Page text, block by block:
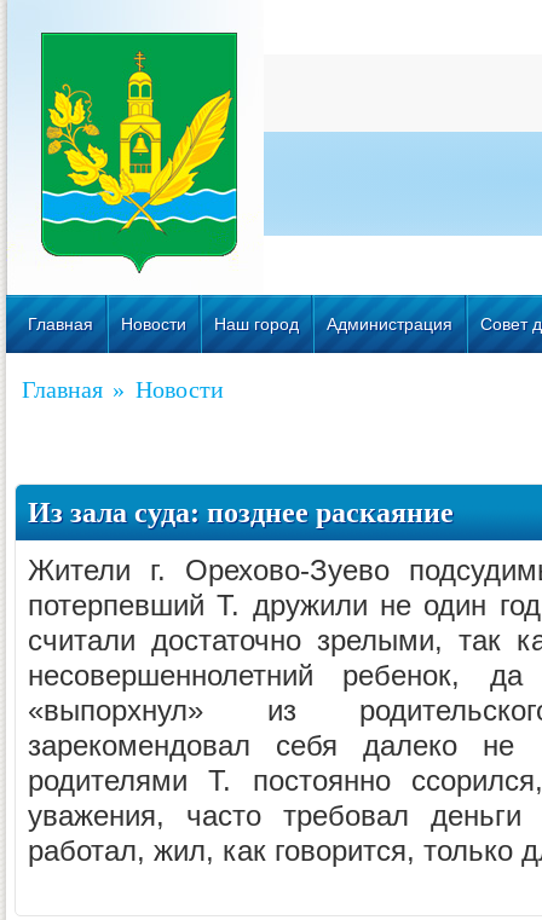
Главная Новости Наш город Администрация Совет
Главная » Новости
Из зала суда: позднее раскаяние
Жители г. Орехово-Зуево
потерпевший Т. дружили не один
считали достаточно зрелыми, так
несовершеннолетний ребенок,
«выпорхнул» из
зарекомендовал себя далеко
родителями Т. постоянно
уважения, часто требовал
работал, жил, как говорится, только